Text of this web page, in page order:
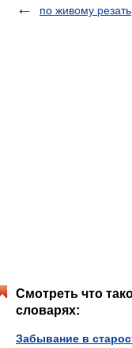
по живому резать
Смотреть что
словарях:
Забывание в